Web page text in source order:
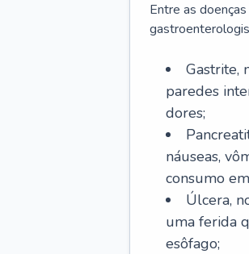
Entre as
Gastrite,
paredes
dores;
náuseas,
consumo
Úlcera,
uma ferida
esôfago;